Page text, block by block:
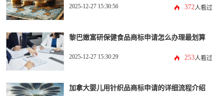
2025-12-27 15:30:56 372人看过
黎巴嫩富研保健食品商标申请怎么办理最划算
2025-12-27 15:30:29 253人看过
加拿大婴儿用针织品商标申请的详细流程介绍